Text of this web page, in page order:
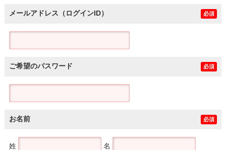
メールアドレス（ログインID） 必須
ご希望のパスワード 必須
お名前 必須
姓 名